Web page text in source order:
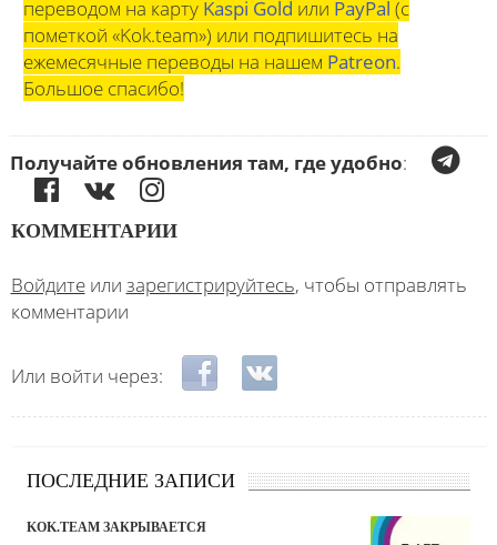
переводом на карту Kaspi Gold или PayPal (с
пометкой «Kok.team») или подпишитесь на
ежемесячные переводы на нашем Patreon.
Большое спасибо!
Получайте обновления там, где удобно:
КОММЕНТАРИИ
Войдитеили зарегистрируйтесь, чтобы отправлять
комментарии
Или войти через: Login with Facebook
Login with ВКонтакте
ПОСЛЕДНИЕ ЗАПИСИ
KOK.TEAM ЗАКРЫВАЕТСЯ